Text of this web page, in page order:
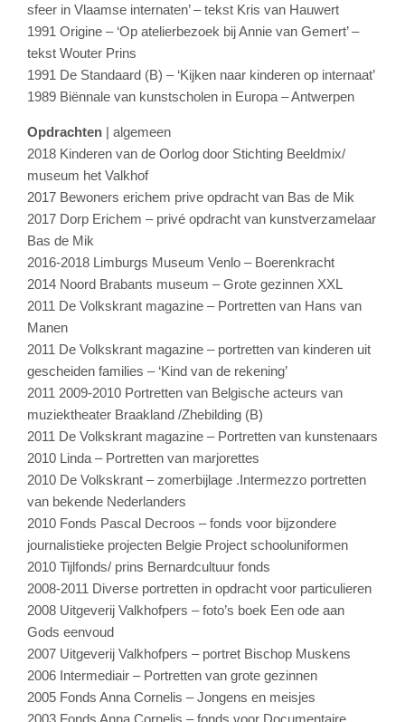
sfeer in Vlaamse internaten’ – tekst Kris van Hauwert
1991 Origine – ‘Op atelierbezoek bij Annie van Gemert’ –
tekst Wouter Prins
1991 De Standaard (B) – ‘Kijken naar kinderen op internaat’
1989 Biënnale van kunstscholen in Europa – Antwerpen
Opdrachten | algemeen
2018 Kinderen van de Oorlog door Stichting Beeldmix/
museum het Valkhof
2017 Bewoners erichem prive opdracht van Bas de Mik
2017 Dorp Erichem – privé opdracht van kunstverzamelaar
Bas de Mik
2016-2018 Limburgs Museum Venlo – Boerenkracht
2014 Noord Brabants museum – Grote gezinnen XXL
2011 De Volkskrant magazine – Portretten van Hans van
Manen
2011 De Volkskrant magazine – portretten van kinderen uit
gescheiden families – ‘Kind van de rekening’
2011 2009-2010 Portretten van Belgische acteurs van
muziektheater Braakland /Zhebilding (B)
2011 De Volkskrant magazine – Portretten van kunstenaars
2010 Linda – Portretten van marjorettes
2010 De Volkskrant – zomerbijlage .Intermezzo portretten
van bekende Nederlanders
2010 Fonds Pascal Decroos – fonds voor bijzondere
journalistieke projecten Belgie Project schooluniformen
2010 Tijlfonds/ prins Bernardcultuur fonds
2008-2011 Diverse portretten in opdracht voor particulieren
2008 Uitgeverij Valkhofpers – foto’s boek Een ode aan
Gods eenvoud
2007 Uitgeverij Valkhofpers – portret Bischop Muskens
2006 Intermediair – Portretten van grote gezinnen
2005 Fonds Anna Cornelis – Jongens en meisjes
2003 Fonds Anna Cornelis – fonds voor Documentaire